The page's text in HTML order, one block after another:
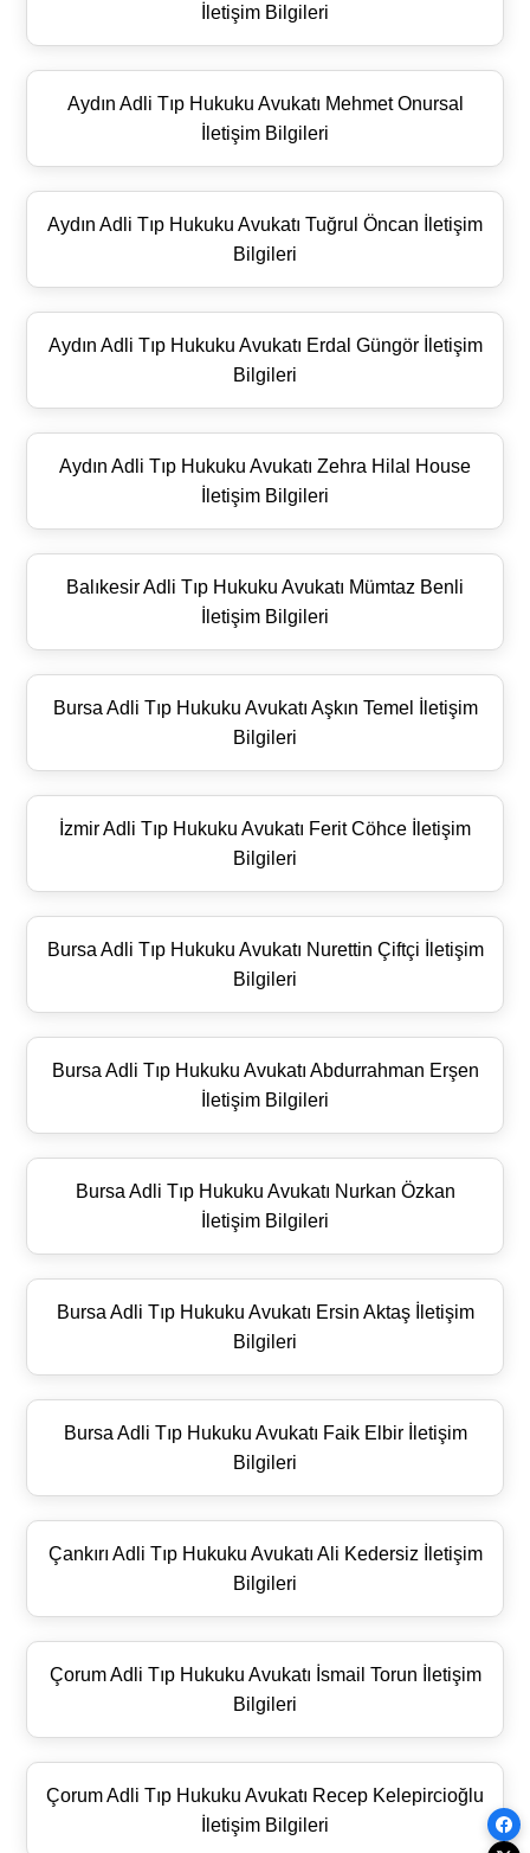
İletişim Bilgileri
Aydın Adli Tıp Hukuku Avukatı Mehmet Onursal
İletişim Bilgileri
Aydın Adli Tıp Hukuku Avukatı Tuğrul Öncan İletişim
Bilgileri
Aydın Adli Tıp Hukuku Avukatı Erdal Güngör İletişim
Bilgileri
Aydın Adli Tıp Hukuku Avukatı Zehra Hilal House
İletişim Bilgileri
Balıkesir Adli Tıp Hukuku Avukatı Mümtaz Benli
İletişim Bilgileri
Bursa Adli Tıp Hukuku Avukatı Aşkın Temel İletişim
Bilgileri
İzmir Adli Tıp Hukuku Avukatı Ferit Cöhce İletişim
Bilgileri
Bursa Adli Tıp Hukuku Avukatı Nurettin Çiftçi İletişim
Bilgileri
Bursa Adli Tıp Hukuku Avukatı Abdurrahman Erşen
İletişim Bilgileri
Bursa Adli Tıp Hukuku Avukatı Nurkan Özkan
İletişim Bilgileri
Bursa Adli Tıp Hukuku Avukatı Ersin Aktaş İletişim
Bilgileri
Bursa Adli Tıp Hukuku Avukatı Faik Elbir İletişim
Bilgileri
Çankırı Adli Tıp Hukuku Avukatı Ali Kedersiz İletişim
Bilgileri
Çorum Adli Tıp Hukuku Avukatı İsmail Torun İletişim
Bilgileri
Çorum Adli Tıp Hukuku Avukatı Recep Kelepircioğlu
İletişim Bilgileri